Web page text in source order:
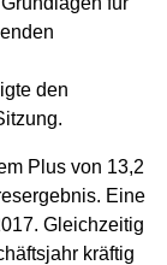
den
Plus von 13,2
Eine
Gleichzeitig
kräftig